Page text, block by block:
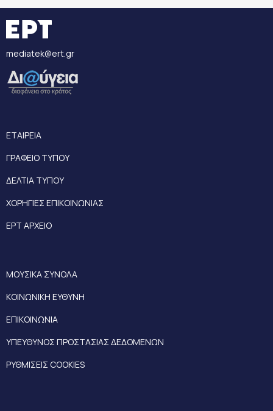
mediatek@ert.gr
ΕΤΑΙΡΕΙΑ
ΓΡΑΦΕΙΟ ΤΥΠΟΥ
ΔΕΛΤΙΑ ΤΥΠΟΥ
ΧΟΡΗΓΙΕΣ ΕΠΙΚΟΙΝΩΝΙΑΣ
ΕΡΤ ΑΡΧΕΙΟ
ΜΟΥΣΙΚΑ ΣΥΝΟΛΑ
ΚΟΙΝΩΝΙΚΗ ΕΥΘΥΝΗ
ΕΠΙΚΟΙΝΩΝΙΑ
ΥΠΕΥΘΥΝΟΣ ΠΡΟΣΤΑΣΙΑΣ ΔΕΔΟΜΕΝΩΝ
ΡΥΘΜΙΣΕΙΣ COOKIES